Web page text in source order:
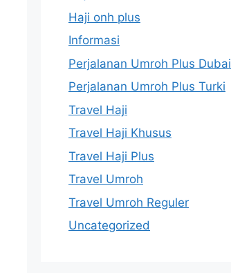
Haji onh plus
Informasi
Perjalanan Umroh Plus Dubai
Perjalanan Umroh Plus Turki
Travel Haji
Travel Haji Khusus
Travel Haji Plus
Travel Umroh
Travel Umroh Reguler
Uncategorized